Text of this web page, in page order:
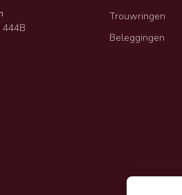
Trouwringen
Beleggingen